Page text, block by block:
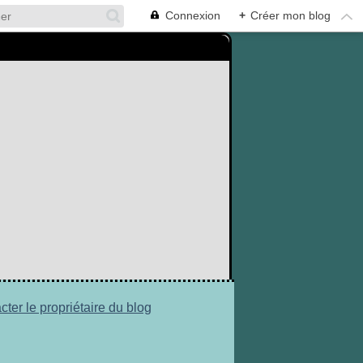
Connexion + Créer mon blog
le propriétaire du blog